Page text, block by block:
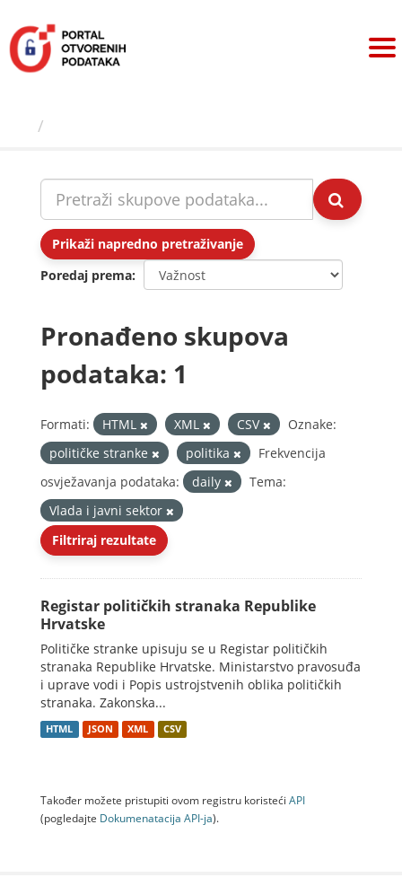
sadržaj
Prikaži napredno pretraživanje
Poredaj prema
Pronađeno skupova
podataka: 1
Formati: HTML XML CSV
Oznake:
političke stranke
politika
Frekvencija
osvježavanja podataka:
daily
Tema:
Vlada i javni sektor
Filtriraj rezultate
Registar političkih stranaka Republike
Hrvatske
Političke stranke upisuju se u Registar političkih
stranaka Republike Hrvatske. Ministarstvo pravosuđa
i uprave vodi i Popis ustrojstvenih oblika političkih
stranaka. Zakonska...
HTML JSON XML CSV
Također možete pristupiti ovom registru koristeći API
(pogledajte Dokumenаtаcijа API-jа).